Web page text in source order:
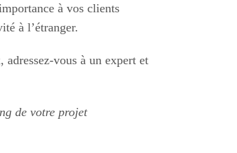
à vos clients
à l’étranger.
vous à un expert et
de votre projet